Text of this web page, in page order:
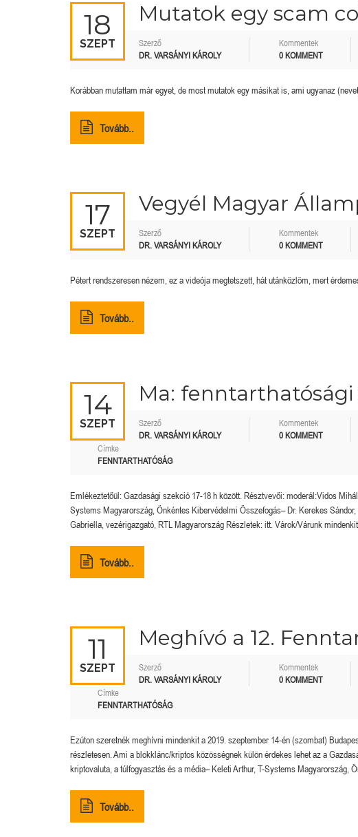
18
SZEPT
Mutatok egy scam
Szerző
DR. VARSÁNYI KÁROLY
Kommentek
0 KOMMENT
Korábban mutattam már egyet, de most mutatok egy másikat is, ami ugyanaz
Tovább..
17
SZEPT
Vegyél Magyar
Szerző
DR. VARSÁNYI KÁROLY
Kommentek
0 KOMMENT
Pétert rendszeresen nézem, ez a videója megtetszett, hát utánközlöm, mert
Tovább..
14
SZEPT
Ma: fenntarthatósági
Szerző
DR. VARSÁNYI KÁROLY
Kommentek
0 KOMMENT
Címke
FENNTARTHATÓSÁG
Emlékeztetőül: Gazdasági szekció 17-18 h között. Résztvevői: moderál:Vidos
Systems Magyarország, Önkéntes Kibervédelmi Összefogás– Dr. Kerekes
Gabriella, vezérigazgató, RTL Magyarország Részletek: itt. Várok/Várunk
Tovább..
11
SZEPT
Meghívó a 12.
Szerző
DR. VARSÁNYI KÁROLY
Kommentek
0 KOMMENT
Címke
FENNTARTHATÓSÁG
Ezúton szeretnék meghívni mindenkit a 2019. szeptember 14-én (szombat)
részletesen. Ami a blokklánc/kriptos közösségnek külön érdekes lehet az a
kriptovaluta, a túlfogyasztás és a média– Keleti Arthur, T-Systems Magyarország,
Tovább..